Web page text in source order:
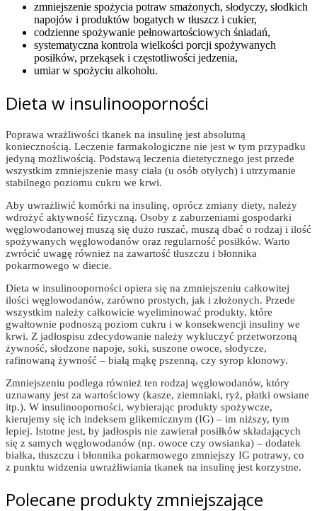
zmniejszenie spożycia potraw smażonych, słodyczy, słodkich
napojów i produktów bogatych w tłuszcz i cukier,
codzienne spożywanie pełnowartościowych śniadań,
systematyczna kontrola wielkości porcji spożywanych
posiłków, przekąsek i częstotliwości jedzenia,
umiar w spożyciu alkoholu.
Dieta w insulinooporności
Poprawa wrażliwości tkanek na insulinę jest absolutną
koniecznością. Leczenie farmakologiczne nie jest w tym przypadku
jedyną możliwością. Podstawą leczenia dietetycznego jest przede
wszystkim zmniejszenie masy ciała (u osób otyłych) i utrzymanie
stabilnego poziomu cukru we krwi.
Aby uwrażliwić komórki na insulinę, oprócz zmiany diety, należy
wdrożyć aktywność fizyczną. Osoby z zaburzeniami gospodarki
węglowodanowej muszą się dużo ruszać, muszą dbać o rodzaj i ilość
spożywanych węglowodanów oraz regularność posiłków. Warto
zwrócić uwagę również na zawartość tłuszczu i błonnika
pokarmowego w diecie.
Dieta w insulinooporności opiera się na zmniejszeniu całkowitej
ilości węglowodanów, zarówno prostych, jak i złożonych. Przede
wszystkim należy całkowicie wyeliminować produkty, które
gwałtownie podnoszą poziom cukru i w konsekwencji insuliny we
krwi. Z jadłospisu zdecydowanie należy wykluczyć przetworzoną
żywność, słodzone napoje, soki, suszone owoce, słodycze,
rafinowaną żywność – białą mąkę pszenną, czy syrop klonowy.
Zmniejszeniu podlega również ten rodzaj węglowodanów, który
uznawany jest za wartościowy (kasze, ziemniaki, ryż, płatki owsiane
itp.). W insulinooporności, wybierając produkty spożywcze,
kierujemy się ich indeksem glikemicznym (IG) – im niższy, tym
lepiej. Istotne jest, by jadłospis nie zawierał posiłków składających
się z samych węglowodanów (np. owoce czy owsianka) – dodatek
białka, tłuszczu i błonnika pokarmowego zmniejszy IG potrawy, co
z punktu widzenia uwrażliwiania tkanek na insulinę jest korzystne.
Polecane produkty zmniejszające